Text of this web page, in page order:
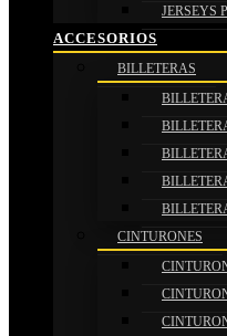
JERSEYS
ACCESORIOS
BILLETERAS
CINTURONES